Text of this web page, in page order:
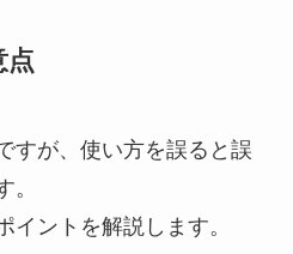
点
すが、使い方を誤ると誤
。
イントを解説します。